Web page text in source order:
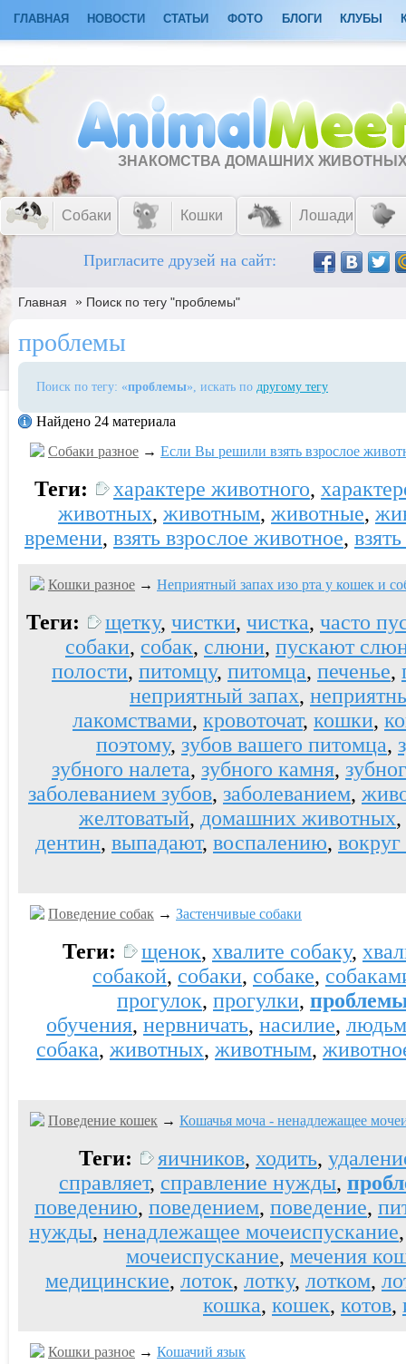
ГЛАВНАЯ НОВОСТИ СТАТЬИ ФОТО БЛОГИ КЛУБЫ
ЗНАКОМСТВА ДОМАШНИХ
Собаки Кошки Лошади
Пригласите друзей на сайт:
Главная » Поиск по тегу "проблемы"
проблемы
Поиск по тегу: «проблемы», искать по другому тегу
Найдено 24 материала
Собаки разное → Если Вы решили взять взрослое
Теги: характере животного,
животных, животным, животные,
времени, взять взрослое животное,
Кошки разное → Неприятный запах изо рта у кошек и
Теги: щетку, чистки, чистка, часто
собаки, собак, слюни, пускают
полости, питомцу, питомца, печенье,
неприятный запах,
лакомствами, кровоточат, кошки,
поэтому, зубов вашего питомца,
зубного налета, зубного камня,
заболеванием зубов, заболеванием,
желтоватый, домашних животных,
дентин, выпадают, воспалению, вокруг
Поведение собак → Застенчивые собаки
Теги: щенок, хвалите собаку,
собакой, собаки, собаке,
прогулок, прогулки,
обучения, нервничать, насилие,
собака, животных, животным,
Поведение кошек → Кошачья моча - ненадлежащее
Теги: яичников, ходить,
справляет, справление нужды,
поведению, поведением, поведение,
нужды, ненадлежащее мочеиспускание
мочеиспускание, мечения
медицинские, лоток, лотку, лотком,
кошка, кошек, котов,
Кошки разное → Кошачий язык